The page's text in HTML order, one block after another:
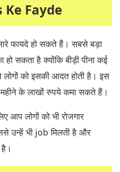
Ke Fayde
फायदे हो सकते हैं। सबसे बड़ा
सकता है क्योंकि बीड़ी पीना कई
को इसकी आदत होती है। इस
के लाखों रुपये कमा सकते हैं।
लोगों को भी रोजगार
उन्हें भी job मिलती है और